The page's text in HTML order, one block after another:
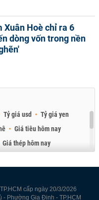
Xuân Hoè chỉ ra 6
dòng vốn trong nền
Tỷ giá usd
Tỷ giá yen
Giá tiêu hôm nay
Giá thép hôm nay
cấp ngày 20/3/2026
- Phường Gia Định - TP.HCM